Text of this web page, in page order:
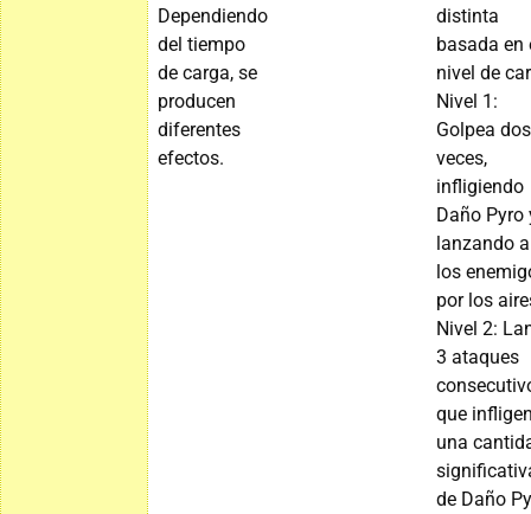
Dependiendo
del tiempo
de carga, se
producen
diferentes
efectos.
distinta
basada en
nivel de
Nivel 1:
Golpea dos
veces,
infligiendo
Daño Pyro
lanzando a
los
por los
Nivel 2:
3 ataques
que
una
de Daño